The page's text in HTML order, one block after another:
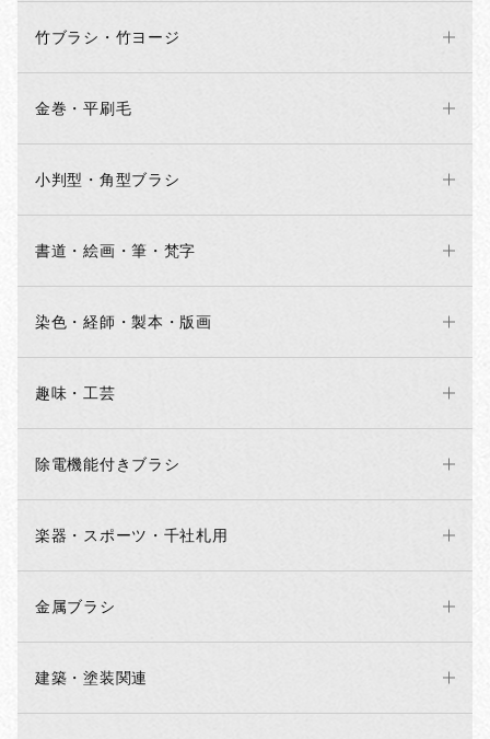
竹ブラシ・竹ヨージ
金巻・平刷毛
小判型・角型ブラシ
書道・絵画・筆・梵字
染色・経師・製本・版画
趣味・工芸
除電機能付きブラシ
楽器・スポーツ・千社札用
金属ブラシ
建築・塗装関連
お買い物を続ける カートへ進む